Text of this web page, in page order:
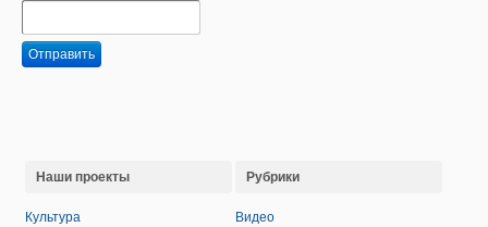
Отправить
Наши проекты
Культура
Рубрики
Видео